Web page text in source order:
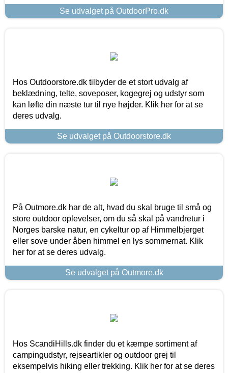
Se udvalget på OutdoorPro.dk
Hos Outdoorstore.dk tilbyder de et stort udvalg af
beklædning, telte, soveposer, kogegrej og udstyr som
kan løfte din næste tur til nye højder. Klik her for at se
deres udvalg.
Se udvalget på Outdoorstore.dk
På Outmore.dk har de alt, hvad du skal bruge til små og
store outdoor oplevelser, om du så skal på vandretur i
Norges barske natur, en cykeltur op af Himmelbjerget
eller sove under åben himmel en lys sommernat. Klik
her for at se deres udvalg.
Se udvalget på Outmore.dk
Hos ScandiHills.dk finder du et kæmpe sortiment af
campingudstyr, rejseartikler og outdoor grej til
eksempelvis hiking eller trekking. Klik her for at se deres